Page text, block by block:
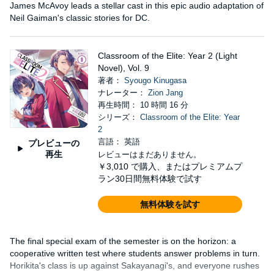
James McAvoy leads a stellar cast in this epic audio adaptation of
Neil Gaiman's classic stories for DC.
プレビューの
再生
Classroom of the Elite: Year 2 (Light
Novel), Vol. 9
著者： Syougo Kinugasa
ナレーター： Zion Jang
再生時間： 10 時間 16 分
シリーズ： Classroom of the Elite: Year
2
言語： 英語
レビューはまだありません。
￥3,010 で購入、またはプレミアムプ
ラン30日間無料体験で試す
無料体験を試す
The final special exam of the semester is on the horizon: a
cooperative written test where students answer problems in turn.
Horikita's class is up against Sakayanagi's, and everyone rushes